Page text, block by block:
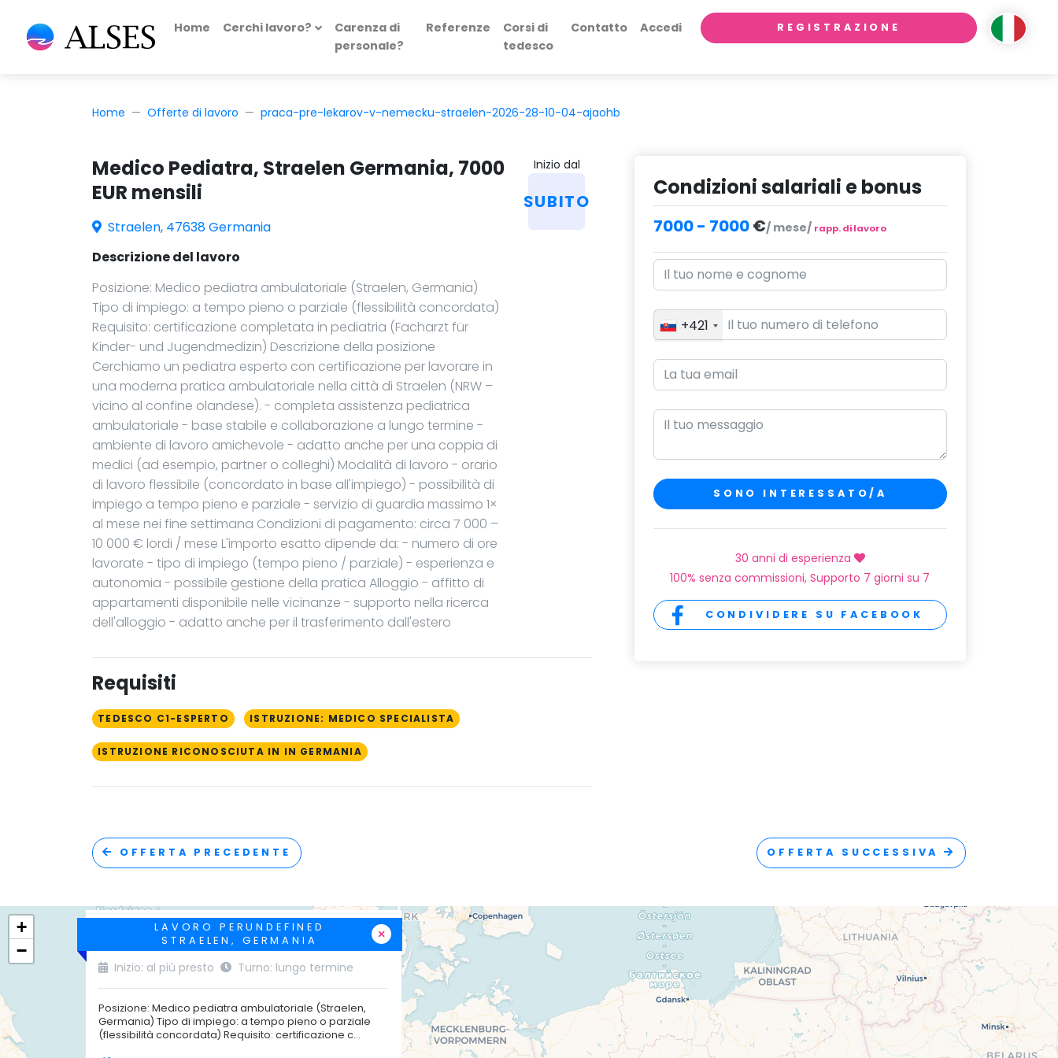
Home Cerchi lavoro?
Carenza di
personale?
Referenze
Corsi di
tedesco
Contatto Accedi REGISTRAZIONE
Home Offerte di lavoro praca-pre-lekarov-v-nemecku-straelen-2026-28-10-04-ajaohb
Medico Pediatra, Straelen Germania, 7000
EUR mensili
Straelen, 47638 Germania
Descrizione del lavoro
Posizione: Medico pediatra ambulatoriale (Straelen, Germania)
Tipo di impiego: a tempo pieno o parziale (flessibilità concordata)
Requisito: certificazione completata in pediatria (Facharzt für
Kinder- und Jugendmedizin) Descrizione della posizione
Cerchiamo un pediatra esperto con certificazione per lavorare in
una moderna pratica ambulatoriale nella città di Straelen (NRW –
vicino al confine olandese). - completa assistenza pediatrica
ambulatoriale - base stabile e collaborazione a lungo termine -
ambiente di lavoro amichevole - adatto anche per una coppia di
medici (ad esempio, partner o colleghi) Modalità di lavoro - orario
di lavoro flessibile (concordato in base all'impiego) - possibilità di
impiego a tempo pieno e parziale - servizio di guardia massimo 1×
al mese nei fine settimana Condizioni di pagamento: circa 7 000 –
10 000 € lordi / mese L'importo esatto dipende da: - numero di ore
lavorate - tipo di impiego (tempo pieno / parziale) - esperienza e
autonomia - possibile gestione della pratica Alloggio - affitto di
appartamenti disponibile nelle vicinanze - supporto nella ricerca
dell'alloggio - adatto anche per il trasferimento dall'estero
Inizio dal
SUBITO
Requisiti
TEDESCO C1-ESPERTO ISTRUZIONE: MEDICO SPECIALISTA
ISTRUZIONE RICONOSCIUTA IN IN GERMANIA
Condizioni salariali e bonus
7000 - 7000€/ mese/ rapp. di lavoro
+421
SONO INTERESSATO/A
30 anni di esperienza
100% senza commissioni, Supporto 7 giorni su 7
CONDIVIDERE SU FACEBOOK
OFFERTA PRECEDENTE OFFERTA SUCCESSIVA
LAVORO PERUNDEFINED
STRAELEN, GERMANIA
Inizio: al più presto Turno: lungo termine
Posizione: Medico pediatra ambulatoriale (Straelen,
Germania) Tipo di impiego: a tempo pieno o parziale
(flessibilità concordata) Requisito: certificazione c...
×
+
−